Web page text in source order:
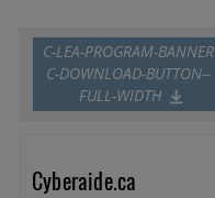
C-LEA-PROGRAM-BANNER
C-DOWNLOAD-BUTTON--
FULL-WIDTH
Cyberaide.ca